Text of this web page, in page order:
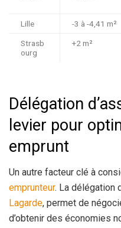
Lille -3 à -4,41 m²
Strasb
ourg
+2 m²
Délégation
levier pour
emprunt
Un autre facteur clé à
emprunteur. La délégation
Lagarde, permet de
d’obtenir des économies